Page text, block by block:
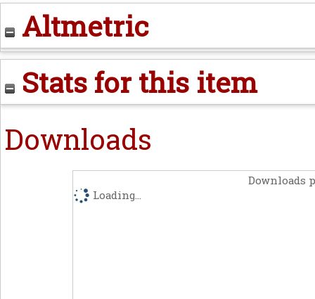
Altmetric
Stats for this item
Downloads
Downloads
Loading...